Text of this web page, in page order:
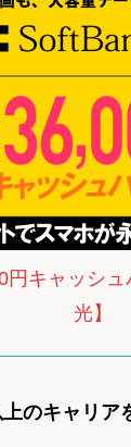
円キャッシ
光】
のキャリア